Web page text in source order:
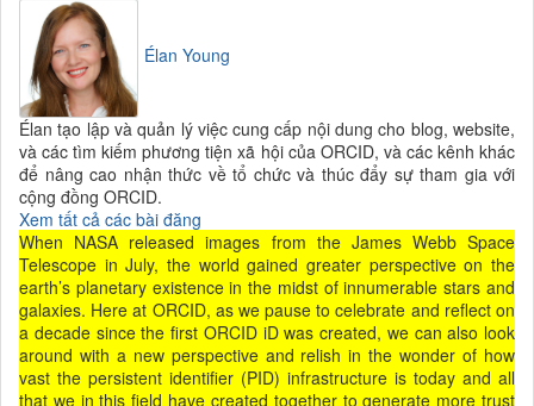
Élan Young
Élan tạo lập và quản lý việc cung cấp nội dung cho blog, website,
và các tìm kiếm phương tiện xã hội của ORCID, và các kênh khác
để nâng cao nhận thức về tổ chức và thúc đẩy sự tham gia với
cộng đồng ORCID.
Xem tất cả các bài đăng
When NASA released images from the James Webb Space
Telescope in July, the world gained greater perspective on the
earth’s planetary existence in the midst of innumerable stars and
galaxies. Here at ORCID, as we pause to celebrate and reflect on
a decade since the first ORCID iD was created, we can also look
around with a new perspective and relish in the wonder of how
vast the persistent identifier (PID) infrastructure is today and all
that we in this field have created together to generate more trust